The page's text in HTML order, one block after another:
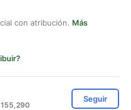
con atribución. Más
Seguir